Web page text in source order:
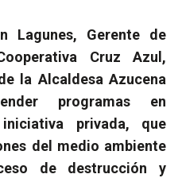
Lagunes, Gerente de
Cruz Azul,
la Alcaldesa Azucena
programas en
privada, que
del medio ambiente
de destrucción y